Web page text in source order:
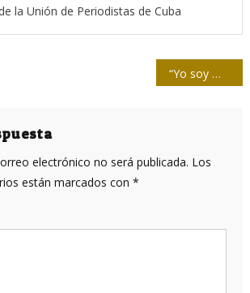
la Unión de Periodistas de Cuba
“Yo soy María”
electrónico no será publicada. Los
están marcados con *